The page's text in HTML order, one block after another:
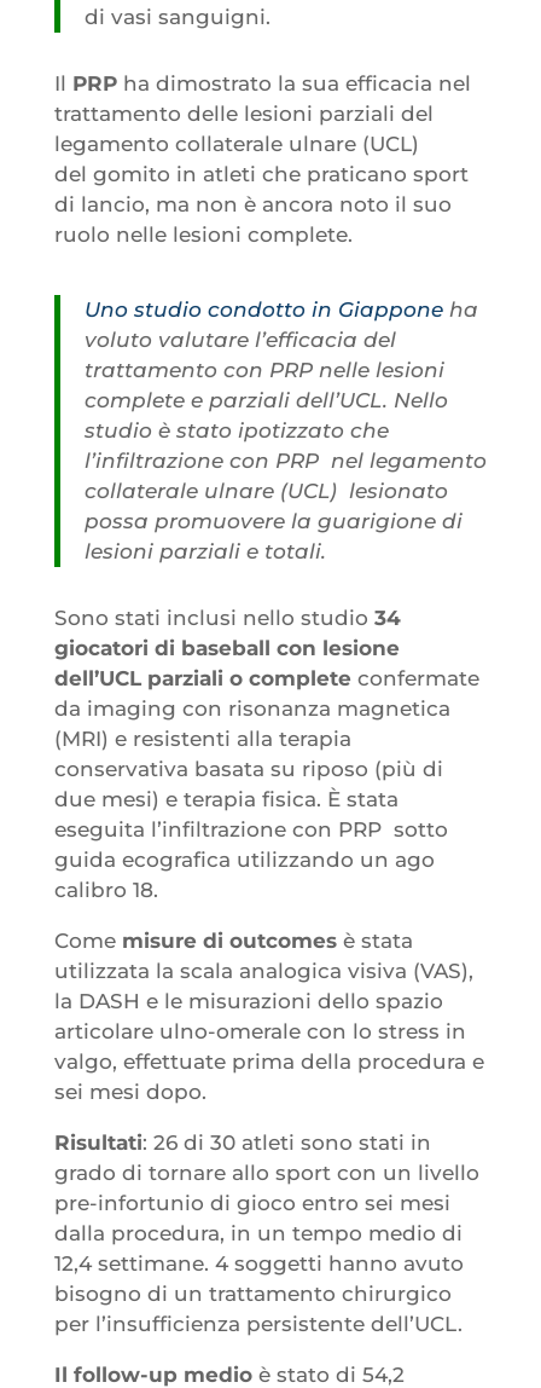
di vasi sanguigni.
Il PRP ha dimostrato la sua efficacia nel
trattamento delle lesioni parziali del
legamento collaterale ulnare (UCL)
del gomito in atleti che praticano sport
di lancio, ma non è ancora noto il suo
ruolo nelle lesioni complete.
Uno studio condotto in Giapponeha
voluto valutare l’efficacia del
trattamento con PRP nelle lesioni
complete e parziali dell’UCL. Nello
studio è stato ipotizzato che
l’infiltrazione con PRP nel legamento
collaterale ulnare (UCL) lesionato
possa promuovere la guarigione di
lesioni parziali e totali.
Sono stati inclusi nello studio 34
giocatori di baseball con lesione
dell’UCL parziali o completeconfermate
da imaging con risonanza magnetica
(MRI) e resistenti alla terapia
conservativa basata su riposo (più di
due mesi) e terapia fisica. È stata
eseguita l’infiltrazione con PRP sotto
guida ecografica utilizzando un ago
calibro 18.
Come misure di outcomesè stata
utilizzata la scala analogica visiva (VAS),
la DASH e le misurazioni dello spazio
articolare ulno-omerale con lo stress in
valgo, effettuate prima della procedura e
sei mesi dopo.
Risultati: 26 di 30 atleti sono stati in
grado di tornare allo sport con un livello
pre-infortunio di gioco entro sei mesi
dalla procedura, in un tempo medio di
12,4 settimane. 4 soggetti hanno avuto
bisogno di un trattamento chirurgico
per l’insufficienza persistente dell’UCL.
Il follow-up medioè stato di 54,2